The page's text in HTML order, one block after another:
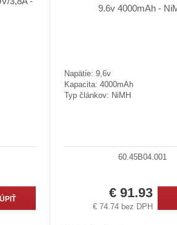
u
Napätie: 9,6v
Kapacita: 4000mAh
Typ článkov: NiMH
60.45B04.001
€ 91.93
€ 74.74 bez DPH